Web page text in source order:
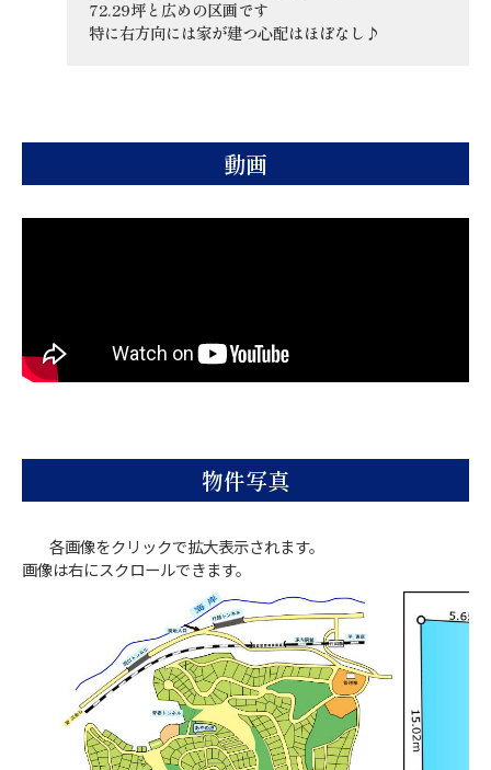
72.29坪と広めの区画です
特に右方向には家が建つ心配はほぼなし♪
動画
物件写真
各画像をクリックで拡大表示されます。
画像は右にスクロールできます。